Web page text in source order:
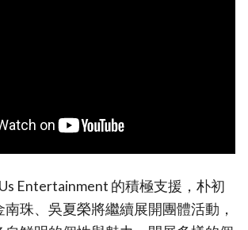
Entertainment 的積極支援，朴初
珠、吳夏榮將繼續展開團體活動，